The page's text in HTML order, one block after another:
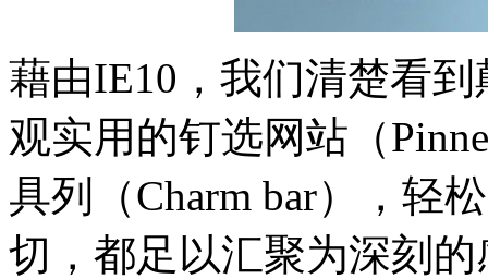
藉由IE10，我们清楚看
观实用的钉选网站（
具列（Charm bar），轻
切，都足以汇聚为深刻